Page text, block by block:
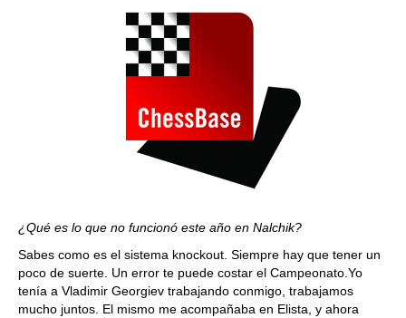
¿Qué es lo que no funcionó este año en Nalchik?
Sabes como es el sistema knockout. Siempre hay que tener un
poco de suerte. Un error te puede costar el Campeonato.Yo
tenía a Vladimir Georgiev trabajando conmigo, trabajamos
mucho juntos. El mismo me acompañaba en Elista, y ahora